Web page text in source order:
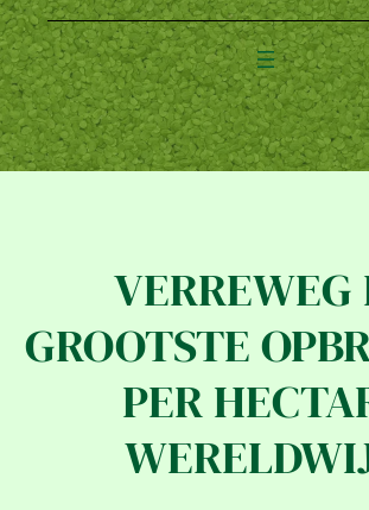
VERREWEG
GROOTSTE
PER